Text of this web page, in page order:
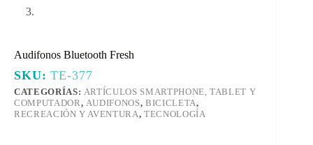
Audifonos Bluetooth Fresh
SKU:TE-377
CATEGORÍAS: ARTÍCULOS SMARTPHONE, TABLET Y
COMPUTADOR, AUDIFONOS, BICICLETA,
RECREACIÓN Y AVENTURA, TECNOLOGÍA